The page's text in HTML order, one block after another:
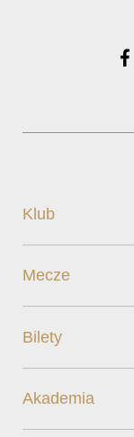
Klub
Mecze
Bilety
Akademia